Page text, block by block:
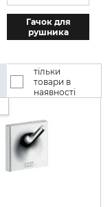
Гачок для
рушника
тільки
товари в
наявності